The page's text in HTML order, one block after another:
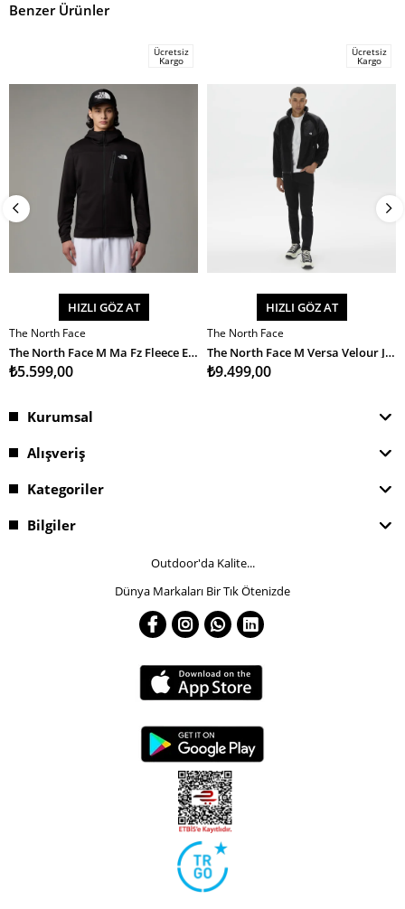
Benzer Ürünler
SEPETE EKLE
Ücretsiz
Kargo
HIZLI GÖZ AT
The North Face
The North Face M Ma Fz Fleece Erkek Ceket
₺5.599,00
SEPETE EKLE
Ücretsiz
Kargo
HIZLI GÖZ AT
The North Face
The North Face M Versa Velour Jacket Erkek Ceket
₺9.499,00
Kurumsal
Alışveriş
Kategoriler
Bilgiler
Outdoor'da Kalite...
Dünya Markaları Bir Tık Ötenizde